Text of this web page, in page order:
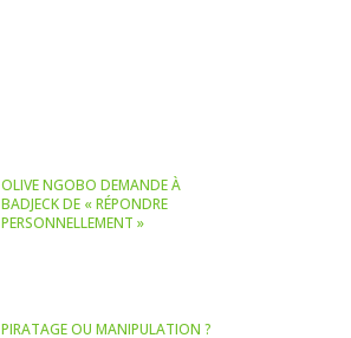
OLIVE NGOBO DEMANDE À
BADJECK DE « RÉPONDRE
PERSONNELLEMENT »
PIRATAGE OU MANIPULATION ?